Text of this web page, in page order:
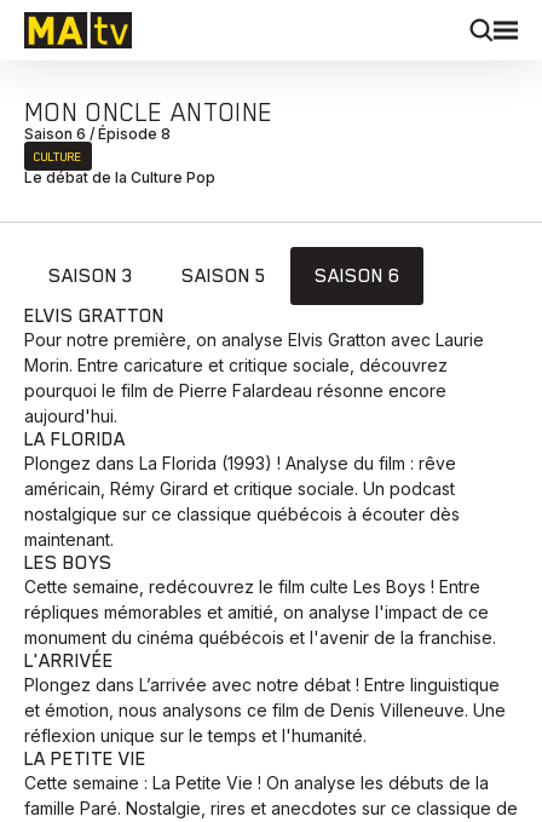
MON ONCLE ANTOINE
Saison 6 / Épisode 8
CULTURE
Le débat de la Culture Pop
SAISON 3 SAISON 5
SAISON 6
ELVIS GRATTON
Pour notre première, on analyse Elvis Gratton avec Laurie
Morin. Entre caricature et critique sociale, découvrez
pourquoi le film de Pierre Falardeau résonne encore
aujourd'hui.
LA FLORIDA
Plongez dans La Florida (1993) ! Analyse du film : rêve
américain, Rémy Girard et critique sociale. Un podcast
nostalgique sur ce classique québécois à écouter dès
maintenant.
LES BOYS
Cette semaine, redécouvrez le film culte Les Boys ! Entre
répliques mémorables et amitié, on analyse l'impact de ce
monument du cinéma québécois et l'avenir de la franchise.
L'ARRIVÉE
Plongez dans L’arrivée avec notre débat ! Entre linguistique
et émotion, nous analysons ce film de Denis Villeneuve. Une
réflexion unique sur le temps et l'humanité.
LA PETITE VIE
Cette semaine : La Petite Vie ! On analyse les débuts de la
famille Paré. Nostalgie, rires et anecdotes sur ce classique de